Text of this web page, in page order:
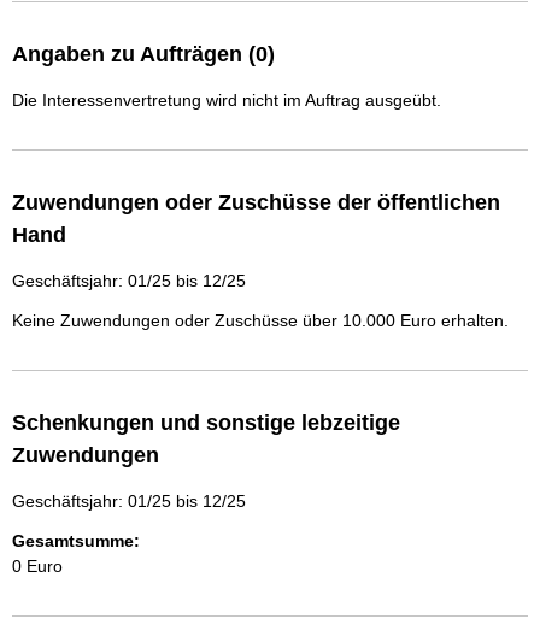
Angaben zu Aufträgen (0)
Die Interessenvertretung wird nicht im Auftrag ausgeübt.
Zuwendungen oder Zuschüsse der öffentlichen
Hand
Geschäftsjahr: 01/25 bis 12/25
Keine Zuwendungen oder Zuschüsse über 10.000 Euro erhalten.
Schenkungen und sonstige lebzeitige
Zuwendungen
Geschäftsjahr: 01/25 bis 12/25
Gesamtsumme:
0 Euro